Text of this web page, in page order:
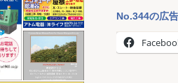
No.344の広